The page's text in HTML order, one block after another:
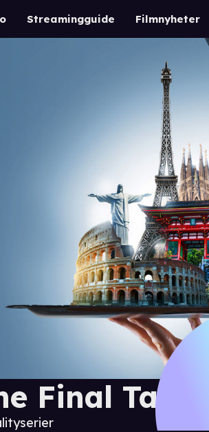
Streamingguide Filmnyheter
Final Table